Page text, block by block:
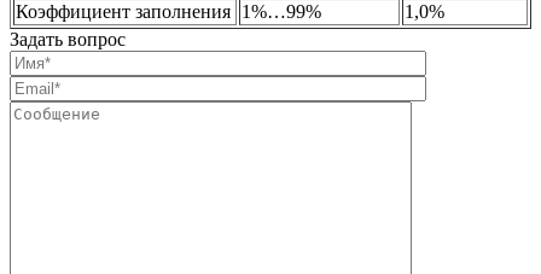
Коэффициент заполнения 1%…99%
1,0%
Задать вопрос